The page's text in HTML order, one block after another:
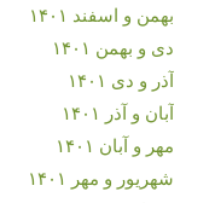
بهمن و اسفند ۱۴۰۱
دی و بهمن ۱۴۰۱
آذر و دی ۱۴۰۱
آبان و آذر ۱۴۰۱
مهر و آبان ۱۴۰۱
شهریور و مهر ۱۴۰۱